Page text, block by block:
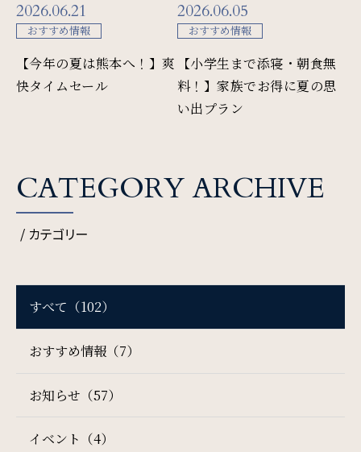
Wedding
ウエディング
Sightseeing
周辺観光
Gallery
フォトギャラリー
会員プログラム「One Harmony」
2026.06.21
おすすめ情報
【今年の夏は熊本へ！】爽
快タイムセール
2026.06.05
おすすめ情報
【小学生まで添寝・朝食無
料！】家族でお得に夏の思
い出プラン
CATEGORY ARCHIVE
/ カテゴリー
すべて（102）
おすすめ情報（7）
お知らせ（57）
イベント（4）